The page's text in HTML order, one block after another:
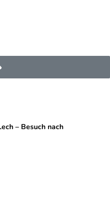
Kollektion, die
– Besuch nach